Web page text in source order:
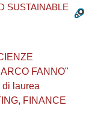
SUSTAINABLE
FANNO"
di laurea
FINANCE